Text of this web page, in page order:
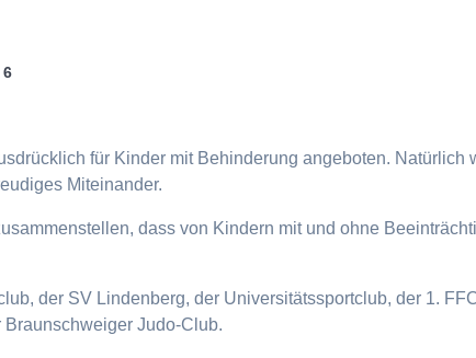
für Kinder mit Behinderung angeboten. Natürlich
Miteinander.
dass von Kindern mit und ohne
der SV Lindenberg, der Universitätssportclub, der 1.
Judo-Club.